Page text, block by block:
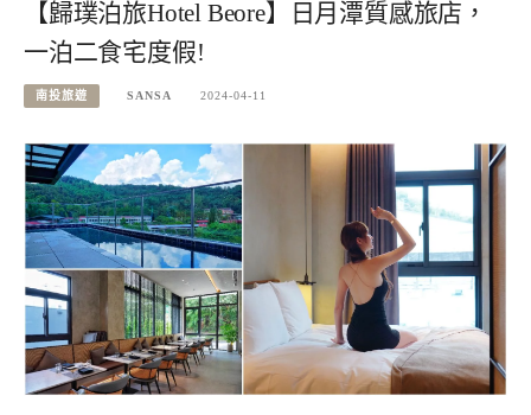
【歸璞泊旅Hotel Beore】日月潭質感旅店，
一泊二食宅度假!
南投旅遊 SANSA 2024-04-11